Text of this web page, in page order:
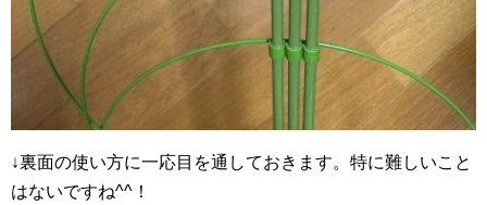
↓裏面の使い方に一応目を通しておきます。特に難しいこと
はないですね^^！